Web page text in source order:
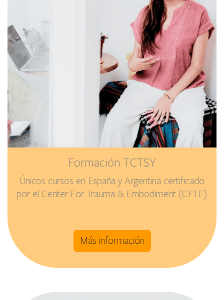
Formación TCTSY
Únicos cursos en España y Argentina certificado
por el Center For Trauma & Embodiment (CFTE)
Más información